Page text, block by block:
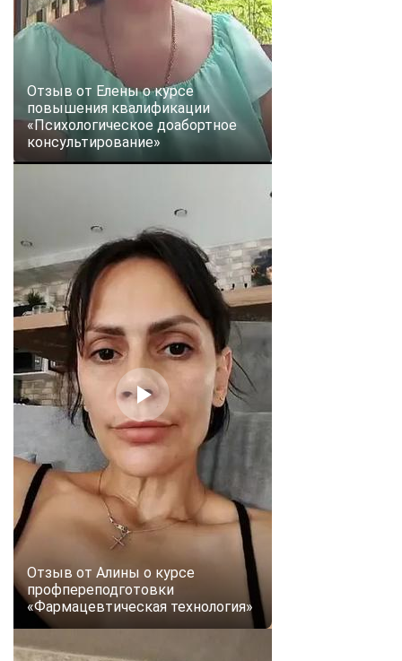
Отзыв от Елены о курсе
повышения квалификации
«Психологическое доабортное
консультирование»
Отзыв от Алины о курсе
профпереподготовки
«Фармацевтическая технология»